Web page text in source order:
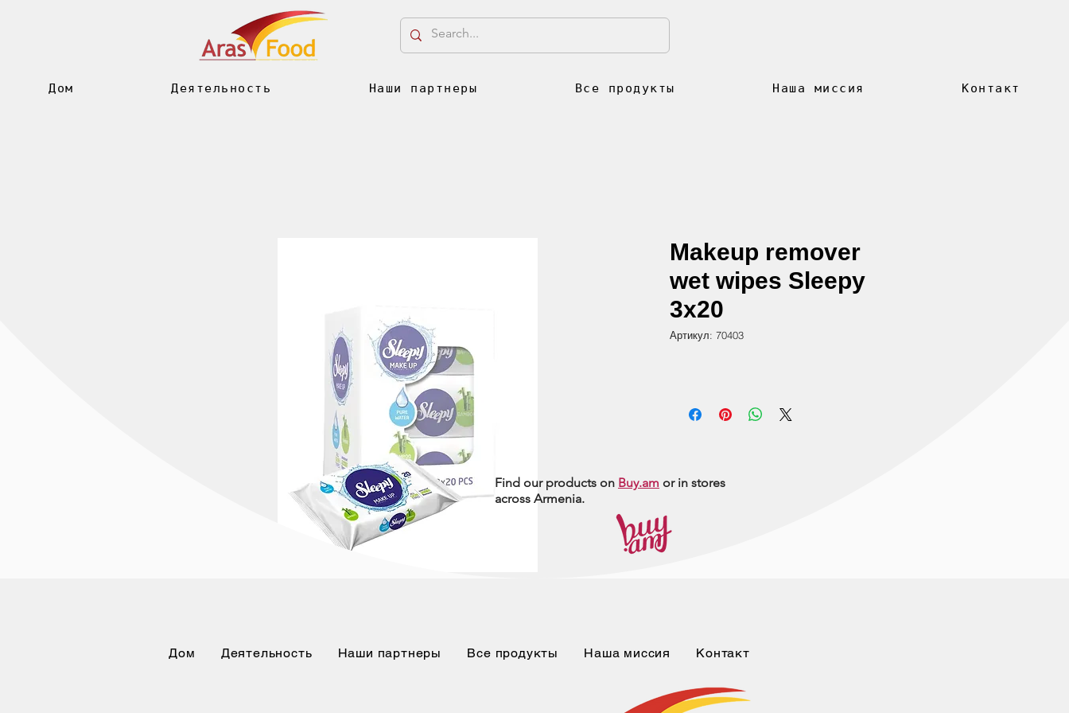
Дом Деятельность Наши партнеры Все продукты Наша миссия Контакт
Makeup remover
wet wipes Sleepy
3x20
Артикул: 70403
Find our products on Buy.am or in stores
across Armenia.
Дом Деятельность Наши партнеры Все продукты Наша миссия Контакт